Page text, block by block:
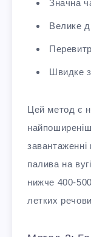
Значна
Велике
Швидке
Цей метод є
завантаженні
палива на
нижче 400-
летких